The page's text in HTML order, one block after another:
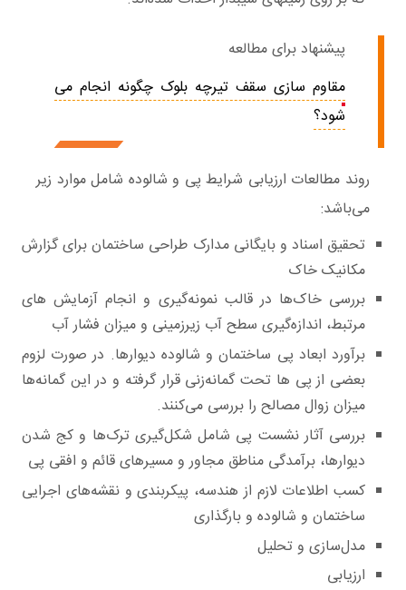
پیشنهاد برای مطالعه
مقاوم سازی سقف تیرچه بلوک چگونه انجام می
شود؟
روند مطالعات ارزیابی شرایط پی و شالوده شامل موارد زیر
می‌باشد:
تحقیق اسناد و بایگانی مدارک طراحی ساختمان برای گزارش
مکانیک خاک
بررسی خاک‌ها در قالب نمونه‌گیری و انجام آزمایش های
مرتبط، اندازه‌گیری سطح آب زیرزمینی و میزان فشار آب
برآورد ابعاد پی ساختمان و شالوده دیوارها. در صورت لزوم
بعضی از پی ها تحت گمانه‌زنی قرار گرفته و در این گمانه‌ها
میزان زوال مصالح را بررسی می‌کنند.
بررسی آثار نشست پی شامل شکل‌گیری ترک‌ها و کج شدن
دیوارها، برآمدگی مناطق مجاور و مسیرهای قائم و افقی پی
کسب اطلاعات لازم از هندسه، پیکربندی و نقشه‌های اجرایی
ساختمان و شالوده و بارگذاری
مدل‌سازی و تحلیل
ارزیابی